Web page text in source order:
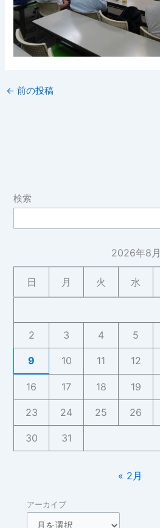
← 前の投稿
検索
2026年8月
日 月 火 水
2 3 4 5
9 10 11 12
16 17 18 19
23 24 25 26
30 31
« 2月
アーカイブ